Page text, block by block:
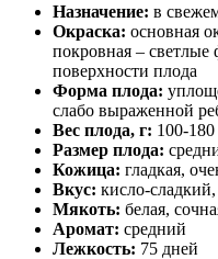
Назначение: в
Окраска: основная
покровная –
поверхности плода
Форма плода:
слабо выраженной
Вес плода, г: 100-
Размер плода:
Кожица: гладкая,
Вкус: кисло-
Мякоть: белая,
Аромат: средний
Лежкость: 75 дней